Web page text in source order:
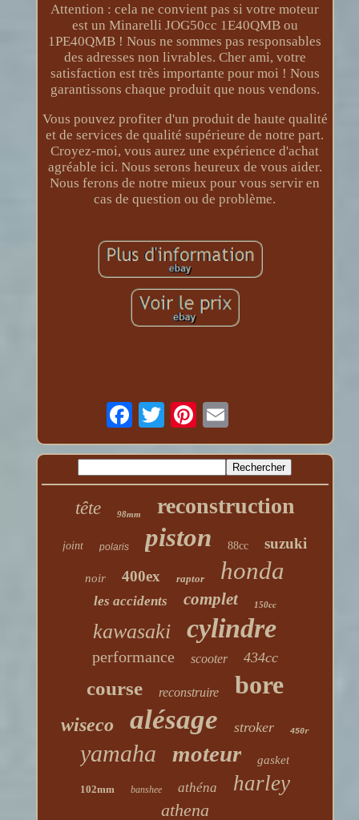
Attention : cela ne convient pas si votre moteur
est un Minarelli JOG50cc 1E40QMB ou
1PE40QMB ! Nous ne sommes pas responsables
des adresses non livrables. Cher ami, votre
satisfaction est très importante pour moi ! Nous
garantissons chaque produit que nous vendons.
Vous pouvez profiter d'un produit de haute qualité
et de services de qualité supérieure de notre part.
Croyez-moi, vous aurez une expérience d'achat
agréable ici. Nous serons heureux de vous aider.
Nous ferons de notre mieux pour vous servir en
cas de question ou de problème.
tête 98mm reconstruction
joint polaris piston 88cc suzuki
noir 400ex raptor honda
les accidents complet 150cc
kawasaki cylindre
performance scooter 434cc
course reconstruire bore
wiseco alésage stroker 450r
yamaha moteur gasket
102mm banshee athéna harley
athena